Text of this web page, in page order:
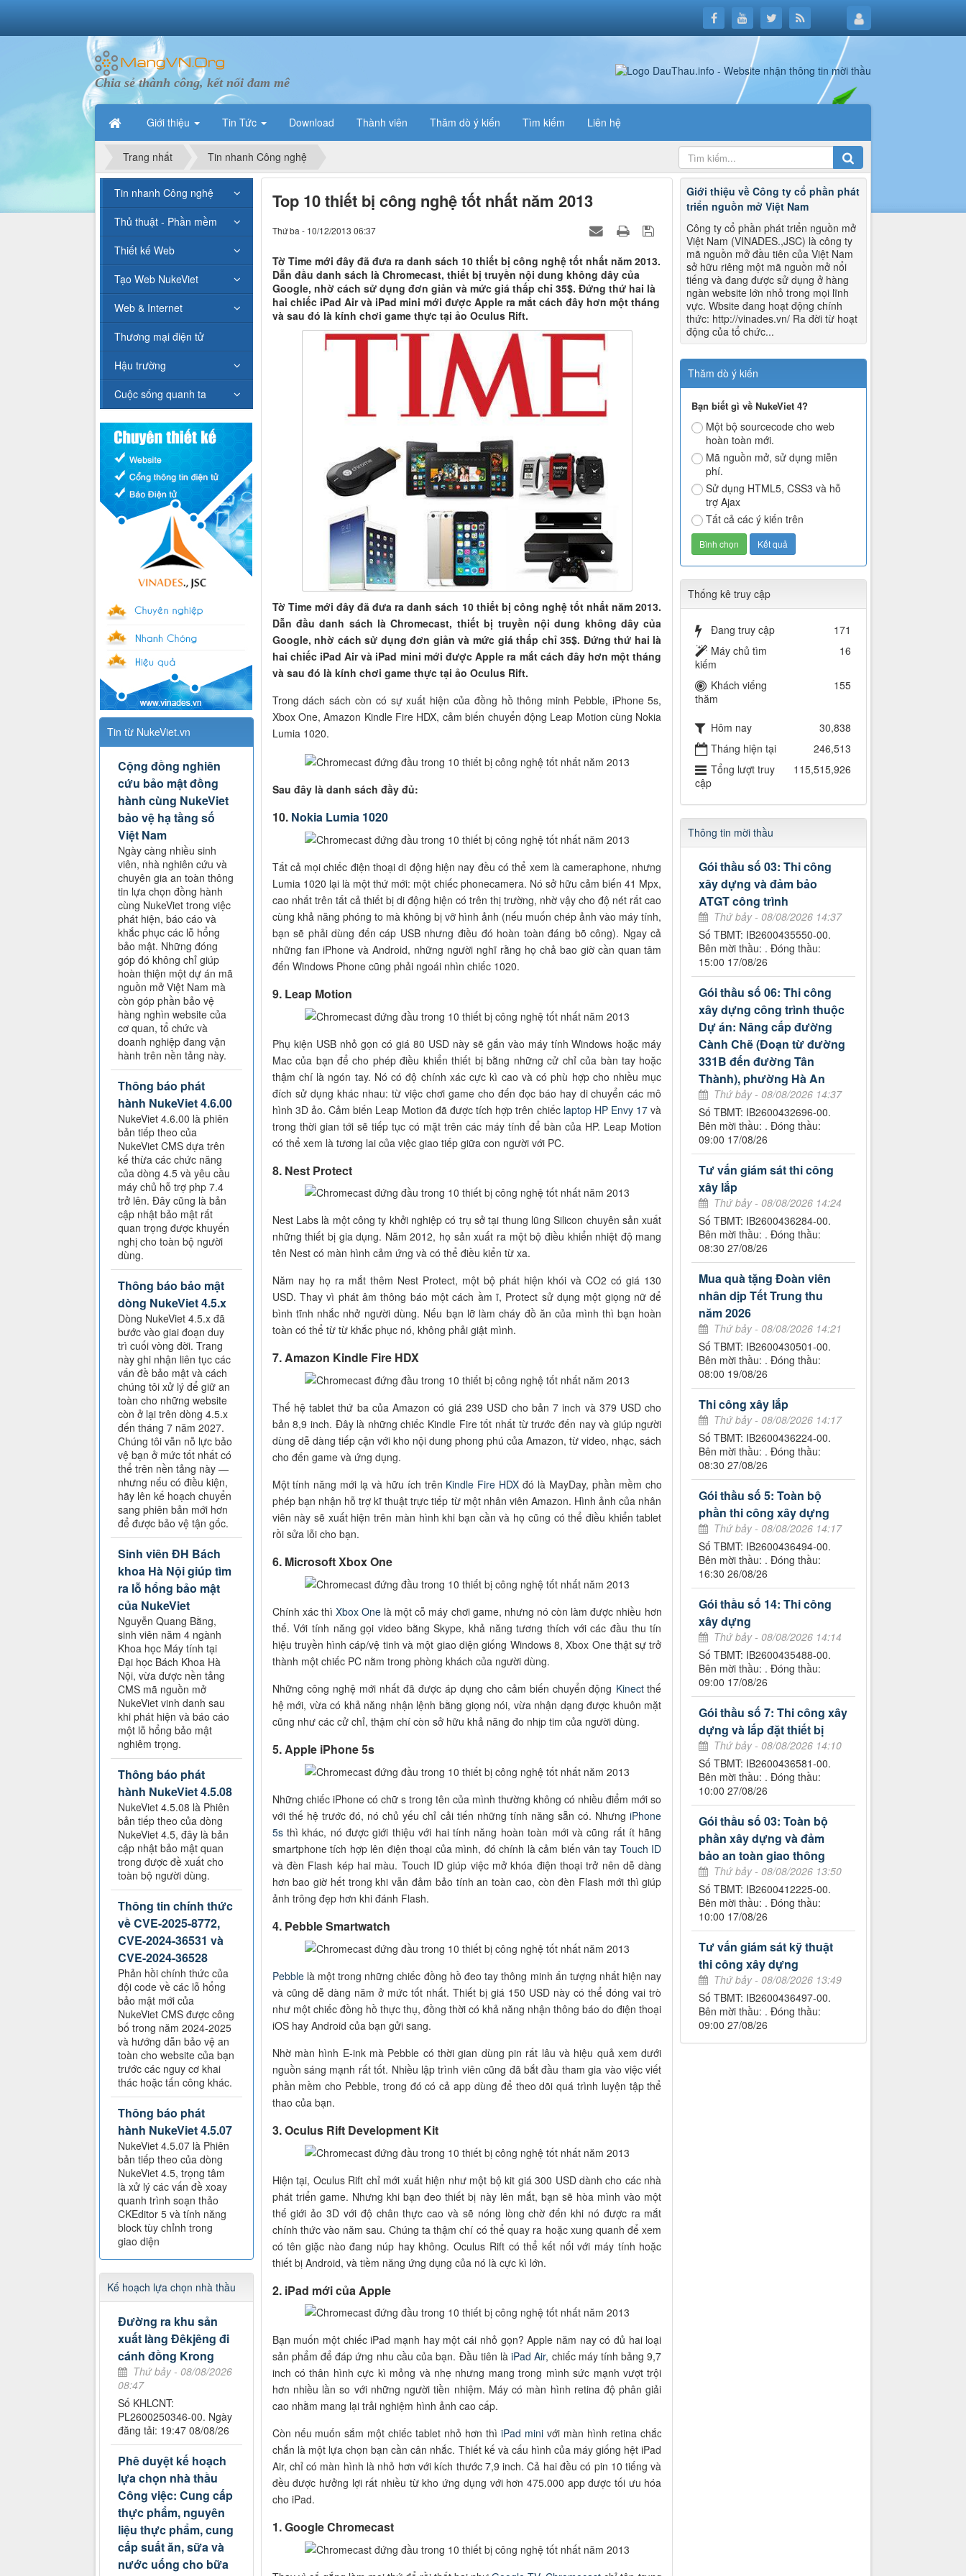
Chia sẻ thành công, kết nối đam mê
Giới thiệu Tin Tức Download Thành viên Thăm dò ý kiến Tìm kiếm Liên hệ
Trang nhất Tin nhanh Công nghệ
Top 10 thiết bị công nghệ tốt nhất năm 2013
Thứ ba - 10/12/2013 06:37
Tờ Time mới đây đã đưa ra danh sách 10 thiết bị công nghệ tốt nhất năm 2013.
Dẫn đầu danh sách là Chromecast, thiết bị truyền nội dung không dây của
Google, nhờ cách sử dụng đơn giản và mức giá thấp chỉ 35$. Đứng thứ hai là
hai chiếc iPad Air và iPad mini mới được Apple ra mắt cách đây hơn một tháng
và sau đó là kính chơi game thực tại ảo Oculus Rift.
Tờ Time mới đây đã đưa ra danh sách 10 thiết bị công nghệ tốt nhất năm 2013.
Dẫn đầu danh sách là Chromecast, thiết bị truyền nội dung không dây của
Google, nhờ cách sử dụng đơn giản và mức giá thấp chỉ 35$. Đứng thứ hai là
hai chiếc iPad Air và iPad mini mới được Apple ra mắt cách đây hơn một tháng
và sau đó là kính chơi game thực tại ảo Oculus Rift.
Trong dách sách còn có sự xuất hiện của đồng hồ thông minh Pebble, iPhone 5s,
Xbox One, Amazon Kindle Fire HDX, cảm biến chuyển động Leap Motion cùng Nokia
Lumia 1020.
Sau đây là danh sách đầy đủ:
10. Nokia Lumia 1020
Tất cả mọi chiếc điện thoại di động hiện nay đều có thể xem là cameraphone, nhưng
Lumia 1020 lại là một thứ mới: một chiếc phonecamera. Nó sở hữu cảm biến 41 Mpx,
cao nhất trên tất cả thiết bị di động hiện có trên thị trường, nhờ vậy cho độ nét rất cao
cùng khả năng phóng to mà không bị vỡ hình ảnh (nếu muốn chép ảnh vào máy tính,
bạn sẽ phải dùng đến cáp USB nhưng điều đó hoàn toàn đáng bõ công). Ngay cả
những fan iPhone và Android, những người nghĩ rằng họ chả bao giờ cần quan tâm
đến Windows Phone cũng phải ngoái nhìn chiếc 1020.
9. Leap Motion
Phụ kiện USB nhỏ gọn có giá 80 USD này sẽ gắn vào máy tính Windows hoặc máy
Mac của bạn để cho phép điều khiển thiết bị bằng những cử chỉ của bàn tay hoặc
thậm chí là ngón tay. Nó có độ chính xác cực kì cao và có phù hợp cho nhiều mục
đích sử dụng khác nhau: từ việc chơi game cho đến đọc báo hay di chuyển các mô
hình 3D ảo. Cảm biến Leap Motion đã được tích hợp trên chiếc laptop HP Envy 17 và
trong thời gian tới sẽ tiếp tục có mặt trên các máy tính để bàn của HP. Leap Motion
có thể xem là tương lai của việc giao tiếp giữa con người với PC.
8. Nest Protect
Nest Labs là một công ty khởi nghiệp có trụ sở tại thung lũng Silicon chuyên sản xuất
những thiết bị gia dụng. Năm 2012, họ sản xuất ra một bộ điều khiển nhiệt độ mang
tên Nest có màn hình cảm ứng và có thể điều kiển từ xa.
Năm nay họ ra mắt thêm Nest Protect, một bộ phát hiện khói và CO2 có giá 130
USD. Thay vì phát âm thông báo một cách ầm ĩ, Protect sử dụng một giọng nữ để
bình tĩnh nhắc nhở người dùng. Nếu bạn lỡ làm cháy đồ ăn của mình thì bạn hoàn
toàn có thể từ từ khắc phục nó, không phải giật mình.
7. Amazon Kindle Fire HDX
Thế hệ tablet thứ ba của Amazon có giá 239 USD cho bản 7 inch và 379 USD cho
bản 8,9 inch. Đây là những chiếc Kindle Fire tốt nhất từ trước đến nay và giúp người
dùng dễ dàng tiếp cận với kho nội dung phong phú của Amazon, từ video, nhạc, sách
cho đến game và ứng dụng.
Một tính năng mới lạ và hữu ích trên Kindle Fire HDX đó là MayDay, phần mềm cho
phép bạn nhận hỗ trợ kĩ thuật trực tiếp từ một nhân viên Amazon. Hình ảnh của nhân
viên này sẽ xuất hiện trên màn hình khi bạn cần và họ cũng có thể điều khiển tablet
rồi sửa lỗi cho bạn.
6. Microsoft Xbox One
Chính xác thì Xbox One là một cỗ máy chơi game, nhưng nó còn làm được nhiều hơn
thế. Với tính năng gọi video bằng Skype, khả năng tương thích với các đầu thu tín
hiệu truyền hình cáp/vệ tinh và một giao diện giống Windows 8, Xbox One thật sự trở
thành một chiếc PC nằm trong phòng khách của người dùng.
Những công nghệ mới nhất đã được áp dụng cho cảm biến chuyển động Kinectthế
hệ mới, vừa có khả năng nhận lệnh bằng giọng nói, vừa nhận dạng được khuôn mặt
cũng như các cử chỉ, thậm chí còn sở hữu khả năng đo nhịp tim của người dùng.
5. Apple iPhone 5s
Những chiếc iPhone có chữ s trong tên của mình thường không có nhiều điểm mới so
với thế hệ trước đó, nó chủ yếu chỉ cải tiến những tính năng sẵn có. NhưngiPhone
5sthì khác, nó được giới thiệu với hai tính năng hoàn toàn mới và cũng rất ít hãng
smartphone tích hợp lên điện thoại của mình, đó chính là cảm biến vân tay Touch ID
và đèn Flash kép hai màu. Touch ID giúp việc mở khóa điện thoại trở nên dễ dàng
hơn bao giờ hết trong khi vẫn đảm bảo tính an toàn cao, còn đèn Flash mới thì giúp
ảnh trông đẹp hơn khi đánh Flash.
4. Pebble Smartwatch
Pebblelà một trong những chiếc đồng hồ đeo tay thông minh ấn tượng nhất hiện nay
và cũng dễ dàng năm ở mức tốt nhất. Thiết bị giá 150 USD này có thể đóng vai trò
như một chiếc đồng hồ thực thụ, đồng thời có khả năng nhận thông báo do điện thoại
iOS hay Android của bạn gửi sang.
Nhờ màn hình E-ink mà Pebble có thời gian dùng pin rất lâu và hiệu quả xem dưới
nguồn sáng mạnh rất tốt. Nhiều lập trình viên cũng đã bắt đầu tham gia vào việc viết
phần mềm cho Pebble, trong đó có cả app dùng để theo dõi quá trình luyện tập thể
thao của bạn.
3. Oculus Rift Development Kit
Hiện tại, Oculus Rift chỉ mới xuất hiện như một bộ kit giá 300 USD dành cho các nhà
phát triển game. Nhưng khi bạn đeo thiết bị này lên mắt, bạn sẽ hòa mình vào một
thế giới ảo 3D với độ chân thực cao và sẽ nóng lòng chờ đến khi nó được ra mắt
chính thức vào năm sau. Chúng ta thậm chí có thể quay ra hoặc xung quanh để xem
có tên giặc nào đang núp hay không. Oculus Rift có thể kết nối với máy tính hoặc
thiết bị Android, và tiềm năng ứng dụng của nó là cực kì lớn.
2. iPad mới của Apple
Bạn muốn một chiếc iPad mạnh hay một cái nhỏ gọn? Apple năm nay có đủ hai loại
sản phẩm để đáp ứng nhu cầu của bạn. Đầu tiên làiPad Air, chiếc máy tính bảng 9,7
inch có thân hình cực kì mỏng và nhẹ nhưng mang trong mình sức mạnh vượt trội
hơn nhiều lần so với những người tiền nhiệm. Máy có màn hình retina độ phân giải
cao nhằm mang lại trải nghiệm hình ảnh cao cấp.
Còn nếu muốn sắm một chiếc tablet nhỏ hơn thì iPad minivới màn hình retina chắc
chắn là một lựa chọn bạn cần cân nhắc. Thiết kế và cấu hình của máy giống hệt iPad
Air, chỉ có màn hình là nhỏ hơn với kích thước 7,9 inch. Cả hai đều có pin 10 tiếng và
đều được hưởng lợi rất nhiều từ kho ứng dụng với hơn 475.000 app được tối ưu hóa
cho iPad.
1. Google Chromecast
Giới thiệu về Công ty cổ phần phát
triển nguồn mở Việt Nam
Công ty cổ phần phát triển nguồn mở
Việt Nam (VINADES.,JSC) là công ty
mã nguồn mở đầu tiên của Việt Nam
sở hữu riêng một mã nguồn mở nổi
tiếng và đang được sử dụng ở hàng
ngàn website lớn nhỏ trong mọi lĩnh
vực. Wbsite đang hoạt động chính
thức: http://vinades.vn/ Ra đời từ hoạt
động của tổ chức...
Thăm dò ý kiến
Bạn biết gì về NukeViet 4?
Một bộ sourcecode cho web
hoàn toàn mới.
Mã nguồn mở, sử dụng miễn
phí.
Sử dụng HTML5, CSS3 và hỗ
trợ Ajax
Tất cả các ý kiến trên
Thống kê truy cập
Đang truy cập
171
Máy chủ tìm
kiếm
16
Khách viếng
thăm
155
Hôm nay
30,838
Tháng hiện tại
246,513
Tổng lượt truy
cập
115,515,926
Thông tin mời thầu
Gói thầu số 03: Thi công
xây dựng và đảm bảo
ATGT công trình
Thứ bảy - 08/08/2026 14:37
Số TBMT: IB2600435550-00.
Bên mời thầu: . Đóng thầu:
15:00 17/08/26
Gói thầu số 06: Thi công
xây dựng công trình thuộc
Dự án: Nâng cấp đường
Cành Chẽ (Đoạn từ đường
331B đến đường Tân
Thành), phường Hà An
Thứ bảy - 08/08/2026 14:37
Số TBMT: IB2600432696-00.
Bên mời thầu: . Đóng thầu:
09:00 17/08/26
Tư vấn giám sát thi công
xây lắp
Thứ bảy - 08/08/2026 14:24
Số TBMT: IB2600436284-00.
Bên mời thầu: . Đóng thầu:
08:30 27/08/26
Mua quà tặng Đoàn viên
nhân dịp Tết Trung thu
năm 2026
Thứ bảy - 08/08/2026 14:21
Số TBMT: IB2600430501-00.
Bên mời thầu: . Đóng thầu:
08:00 19/08/26
Thi công xây lắp
Thứ bảy - 08/08/2026 14:17
Số TBMT: IB2600436224-00.
Bên mời thầu: . Đóng thầu:
08:30 27/08/26
Gói thầu số 5: Toàn bộ
phần thi công xây dựng
Thứ bảy - 08/08/2026 14:17
Số TBMT: IB2600436494-00.
Bên mời thầu: . Đóng thầu:
16:30 26/08/26
Gói thầu số 14: Thi công
xây dựng
Thứ bảy - 08/08/2026 14:14
Số TBMT: IB2600435488-00.
Bên mời thầu: . Đóng thầu:
09:00 17/08/26
Gói thầu số 7: Thi công xây
dựng và lắp đặt thiết bị
Thứ bảy - 08/08/2026 14:10
Số TBMT: IB2600436581-00.
Bên mời thầu: . Đóng thầu:
10:00 27/08/26
Gói thầu số 03: Toàn bộ
phần xây dựng và đảm
bảo an toàn giao thông
Thứ bảy - 08/08/2026 13:50
Số TBMT: IB2600412225-00.
Bên mời thầu: . Đóng thầu:
10:00 17/08/26
Tư vấn giám sát kỹ thuật
thi công xây dựng
Thứ bảy - 08/08/2026 13:49
Số TBMT: IB2600436497-00.
Bên mời thầu: . Đóng thầu:
09:00 27/08/26
Tin nhanh Công nghệ
Thủ thuật - Phần mềm
Thiết kế Web
Tạo Web NukeViet
Web & Internet
Thương mại điện tử
Hậu trường
Cuộc sống quanh ta
Tin từ NukeViet.vn
Cộng đồng nghiên
cứu bảo mật đồng
hành cùng NukeViet
bảo vệ hạ tầng số
Việt Nam
Ngày càng nhiều sinh
viên, nhà nghiên cứu và
chuyên gia an toàn thông
tin lựa chọn đồng hành
cùng NukeViet trong việc
phát hiện, báo cáo và
khắc phục các lỗ hổng
bảo mật. Những đóng
góp đó không chỉ giúp
hoàn thiện một dự án mã
nguồn mở Việt Nam mà
còn góp phần bảo vệ
hàng nghìn website của
cơ quan, tổ chức và
doanh nghiệp đang vận
hành trên nền tảng này.
Thông báo phát
hành NukeViet 4.6.00
NukeViet 4.6.00 là phiên
bản tiếp theo của
NukeViet CMS dựa trên
kế thừa các chức năng
của dòng 4.5 và yêu cầu
máy chủ hỗ trợ php 7.4
trở lên. Đây cũng là bản
cập nhật bảo mật rất
quan trọng được khuyến
nghị cho toàn bộ người
dùng.
Thông báo bảo mật
dòng NukeViet 4.5.x
Dòng NukeViet 4.5.x đã
bước vào giai đoạn duy
trì cuối vòng đời. Trang
này ghi nhận liên tục các
vấn đề bảo mật và cách
chúng tôi xử lý để giữ an
toàn cho những website
còn ở lại trên dòng 4.5.x
đến tháng 7 năm 2027.
Chúng tôi vẫn nỗ lực bảo
vệ bạn ở mức tốt nhất có
thể trên nền tảng này —
nhưng nếu có điều kiện,
hãy lên kế hoạch chuyển
sang phiên bản mới hơn
để được bảo vệ tận gốc.
Sinh viên ĐH Bách
khoa Hà Nội giúp tìm
ra lỗ hổng bảo mật
của NukeViet
Nguyễn Quang Bằng,
sinh viên năm 4 ngành
Khoa học Máy tính tại
Đại học Bách Khoa Hà
Nội, vừa được nền tảng
CMS mã nguồn mở
NukeViet vinh danh sau
khi phát hiện và báo cáo
một lỗ hổng bảo mật
nghiêm trọng.
Thông báo phát
hành NukeViet 4.5.08
NukeViet 4.5.08 là Phiên
bản tiếp theo của dòng
NukeViet 4.5, đây là bản
cập nhật bảo mật quan
trong được đề xuất cho
toàn bộ người dùng.
Thông tin chính thức
về CVE-2025-8772,
CVE-2024-36531 và
CVE-2024-36528
Phản hồi chính thức của
đội code về các lỗ hổng
bảo mật mới của
NukeViet CMS được công
bố trong năm 2024-2025
và hướng dẫn bảo vệ an
toàn cho website của bạn
trước các nguy cơ khai
thác hoặc tấn công khác.
Thông báo phát
hành NukeViet 4.5.07
NukeViet 4.5.07 là Phiên
bản tiếp theo của dòng
NukeViet 4.5, trọng tâm
là xử lý các vấn đề xoay
quanh trình soạn thảo
CKEditor 5 và tính năng
block tùy chỉnh trong
giao diện
Kế hoạch lựa chọn nhà thầu
Đường ra khu sản
xuất làng Đêkjêng đi
cánh đồng Krong
Thứ bảy - 08/08/2026
08:47
Số KHLCNT:
PL2600250346-00. Ngày
đăng tải: 19:47 08/08/26
Phê duyệt kế hoạch
lựa chọn nhà thầu
Công việc: Cung cấp
thực phẩm, nguyên
liệu thực phẩm, cung
cấp suất ăn, sữa và
nước uống cho bữa